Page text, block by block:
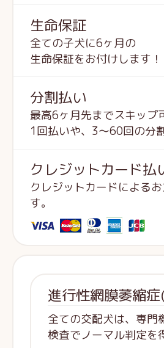
生命保証
全ての子犬に6ヶ月の
生命保証をお付けします！
分割払い
最高6ヶ月先までスキップ
1回払いや、3～60回の分
クレジットカード払
クレジットカードによる
す。
進行性網膜萎縮
全ての交配犬は、専門
検査でノーマル判定を